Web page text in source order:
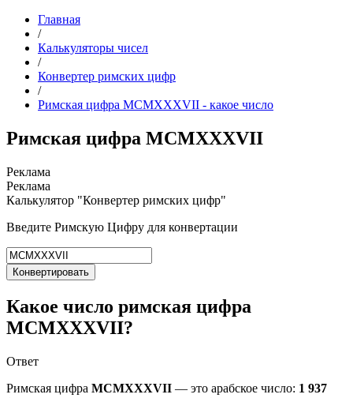
Главная
/
Калькуляторы чисел
/
Конвертер римских цифр
/
Римская цифра MCMXXXVII - какое число
Римская цифра MCMXXXVII
Калькулятор "Конвертер римских цифр"
Введите Римскую Цифру для конвертации
Конвертировать
Какое число римская цифра
MCMXXXVII?
Ответ
Римская цифра MCMXXXVII — это арабское число: 1 937